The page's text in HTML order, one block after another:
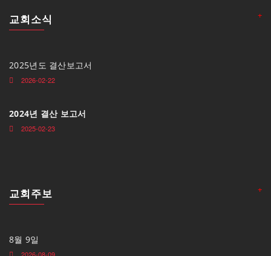
교회소식 +
2025년도 결산보고서
2026-02-22
2024년 결산 보고서
2025-02-23
교회주보 +
8월 9일
2026-08-09